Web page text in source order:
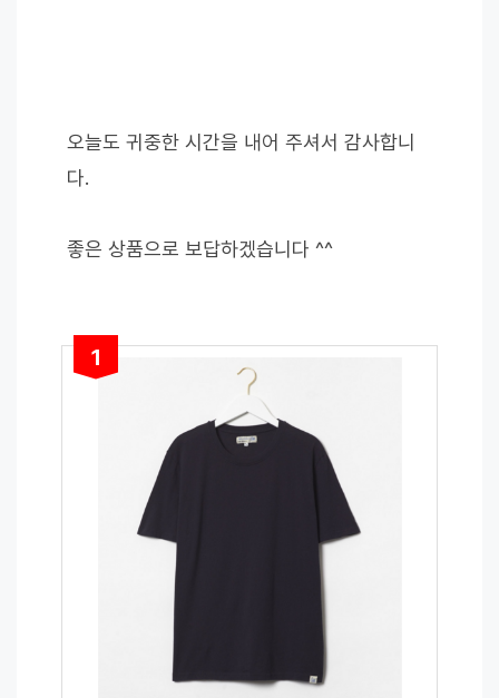
오늘도 귀중한 시간을 내어 주셔서 감사합니
다.
좋은 상품으로 보답하겠습니다 ^^
1